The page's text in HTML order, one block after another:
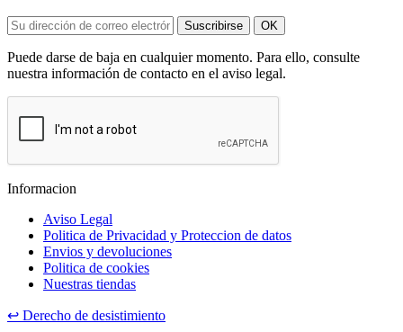
Suscribirse OK
Puede darse de baja en cualquier momento. Para ello, consulte
nuestra información de contacto en el aviso legal.
Informacion
Aviso Legal
Politica de Privacidad y Proteccion de datos
Envios y devoluciones
Politica de cookies
Nuestras tiendas
↩ Derecho de desistimiento